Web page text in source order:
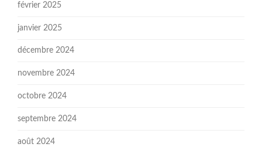
février 2025
janvier 2025
décembre 2024
novembre 2024
octobre 2024
septembre 2024
août 2024